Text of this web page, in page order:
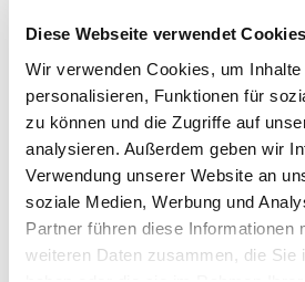
Diese Webseite verwendet Cookies
Wir verwenden Cookies, um
personalisieren, Funktionen für
zu können und die Zugriffe auf
analysieren. Außerdem geben wir
Verwendung unserer Website an
soziale Medien, Werbung und
Partner führen diese Informationen
weiteren Daten zusammen, die Sie
10:00 bis 01:00
10:00 bis 23:00
Zustellzeiten
Foodora/
Montag bis
10:00 bis 22:00